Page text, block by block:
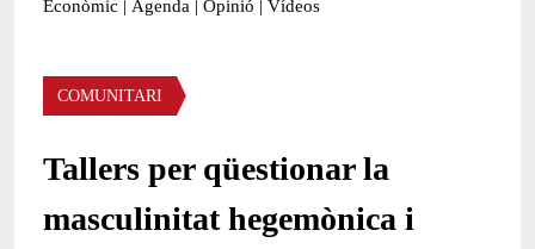
Econòmic | Agenda | Opinió | Vídeos
Àmbit de la notícia
COMUNITARI
Tallers per qüestionar la
masculinitat hegemònica i